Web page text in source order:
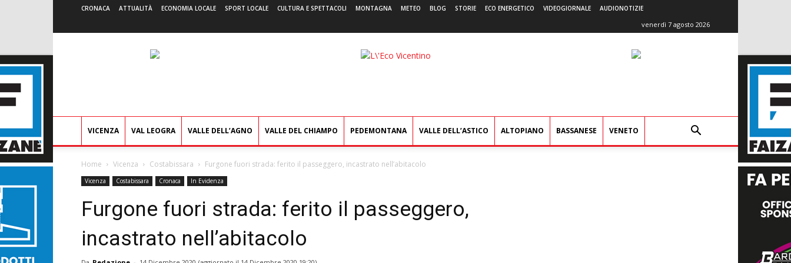
CRONACA ATTUALITÀ ECONOMIA LOCALE SPORT LOCALE CULTURA E SPETTACOLI MONTAGNA METEO BLOG STORIE ECO ENERGETICO VIDEOGIORNALE AUDIONOTIZIE
venerdì 7 agosto 2026
L'Eco
VICENZA VAL LEOGRA VALLE DELL’AGNO VALLE DEL CHIAMPO PEDEMONTANA VALLE DELL’ASTICO ALTOPIANO BASSANESE VENETO
Home Vicenza Costabissara Furgone fuori strada: ferito il passeggero, incastrato nell’abitacolo
Vicenza Costabissara Cronaca In Evidenza
Furgone fuori strada: ferito il passeggero,
incastrato nell’abitacolo